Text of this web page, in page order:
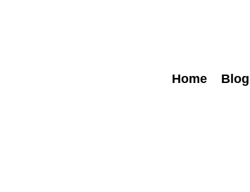
Home Blog